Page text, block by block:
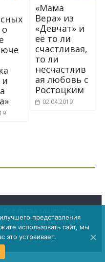
и
«Мама
Вера» из
«Девчат» и
её то ли
счастливая,
то ли
несчастлив
ая любовь с
Ростоцким
02.04.2019
Создано наWordPress
представления
использовать сайт, мы
это устраивает.